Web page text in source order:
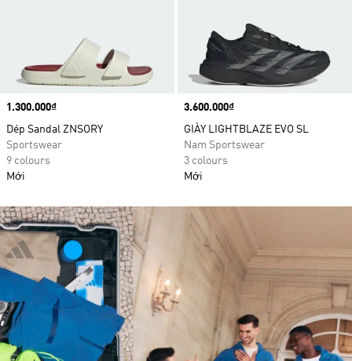
Price
1.300.000₫
Dép Sandal ZNSORY
Sportswear
9 colours
Mới
Price
3.600.000₫
GIÀY LIGHTBLAZE EVO SL
Nam Sportswear
3 colours
Mới